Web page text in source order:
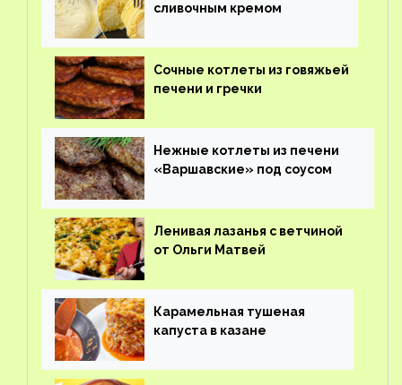
сливочным кремом
Сочные котлеты из говяжьей
печени и гречки
Нежные котлеты из печени
«Варшавские» под соусом
Ленивая лазанья с ветчиной
от Ольги Матвей
Карамельная тушеная
капуста в казане